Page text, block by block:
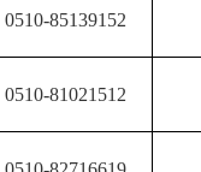
0510-85139152
0510-81021512